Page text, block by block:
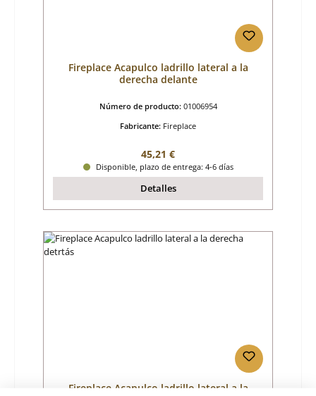
Fireplace Acapulco ladrillo lateral a la
derecha delante
Número de producto: 01006954
Fabricante: Fireplace
Precio normal:
45,21 €
Disponible, plazo de entrega: 4-6 días
Detalles
Fireplace Acapulco ladrillo lateral a la